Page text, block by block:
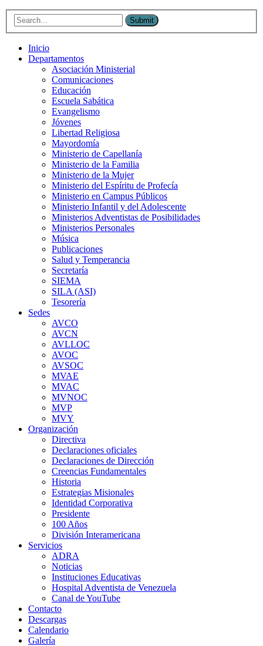
Submit
Inicio
Departamentos
Asociación Ministerial
Comunicaciones
Educación
Escuela Sabática
Evangelismo
Jóvenes
Libertad Religiosa
Mayordomía
Ministerio de Capellanía
Ministerio de la Familia
Ministerio de la Mujer
Ministerio del Espíritu de Profecía
Ministerio en Campus Públicos
Ministerio Infantil y del Adolescente
Ministerios Adventistas de Posibilidades
Ministerios Personales
Música
Publicaciones
Salud y Temperancia
Secretaría
SIEMA
SILA (ASI)
Tesorería
Sedes
AVCO
AVCN
AVLLOC
AVOC
AVSOC
MVAE
MVAC
MVNOC
MVP
MVY
Organización
Directiva
Declaraciones oficiales
Declaraciones de Dirección
Creencias Fundamentales
Historia
Estrategias Misionales
Identidad Corporativa
Presidente
100 Años
División Interamericana
Servicios
ADRA
Noticias
Instituciones Educativas
Hospital Adventista de Venezuela
Canal de YouTube
Contacto
Descargas
Calendario
Galería